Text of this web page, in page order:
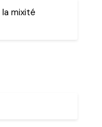
mixité